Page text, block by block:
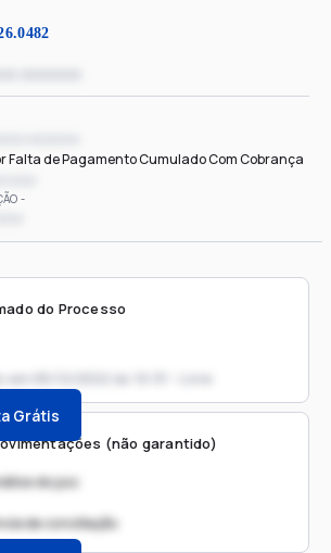
Falta de Pagamento Cumulado Com Cobrança
do Processo
em 05/12/2022 às 10:31 - Livre
Grátis
(não garantido)
do juiz
de conciliação